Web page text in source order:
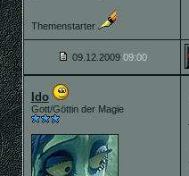
Themenstarter
09.12.2009 09:00
Ido
Gott/Göttin der Magie